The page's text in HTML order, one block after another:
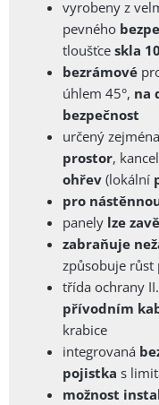
vyrobeny z
pevného
tloušťce skla
bezrámové
úhlem 45°, na
bezpečnost
určený
prostor,
ohřev (lokální
pro
panely lze
zabraňuje
způsobuje růst
třída ochrany
přívodním
krabice
integrovaná
pojistka s
možnost